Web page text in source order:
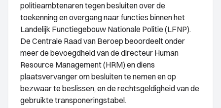
politieambtenaren tegen besluiten over de
toekenning en overgang naar functies binnen het
Landelijk Functiegebouw Nationale Politie (LFNP).
De Centrale Raad van Beroep beoordeelt onder
meer de bevoegdheid van de directeur Human
Resource Management (HRM) en diens
plaatsvervanger om besluiten te nemen en op
bezwaar te beslissen, en de rechtsgeldigheid van de
gebruikte transponeringstabel.